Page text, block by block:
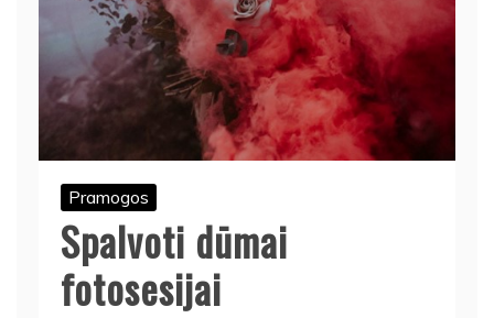
Pramogos
Spalvoti dūmai
fotosesijai